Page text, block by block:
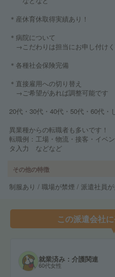
＊産休育休取得実績あり！
＊病院について
→こだわりは担当にお申し付けく
＊各種社会保険完備
＊直接雇用への切り替え
→ご希望があれば調整可能です
20代・30代・40代・50代・60代・
異業種からの転職者も多いです！
転職例：工場・物流・接客・イベ
タ入力 などなど
その他の特徴
制服あり / 職場が禁煙 / 派遣社員
この派遣会社
就業済み：介護関連
60代女性